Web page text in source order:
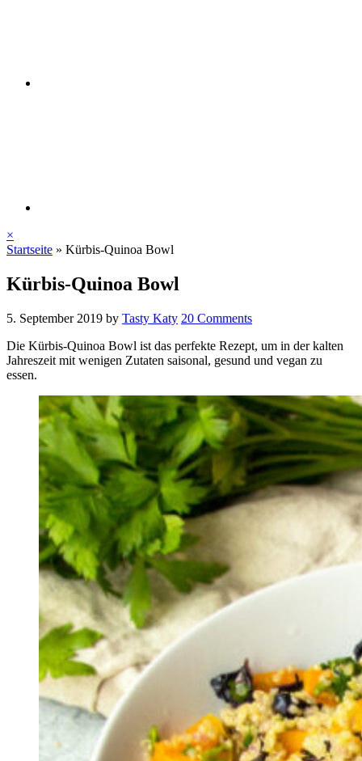
×
Startseite » Kürbis-Quinoa Bowl
Kürbis-Quinoa Bowl
5. September 2019 by Tasty Katy 20 Comments
Die Kürbis-Quinoa Bowl ist das perfekte Rezept, um in der kalten
Jahreszeit mit wenigen Zutaten saisonal, gesund und vegan zu
essen.